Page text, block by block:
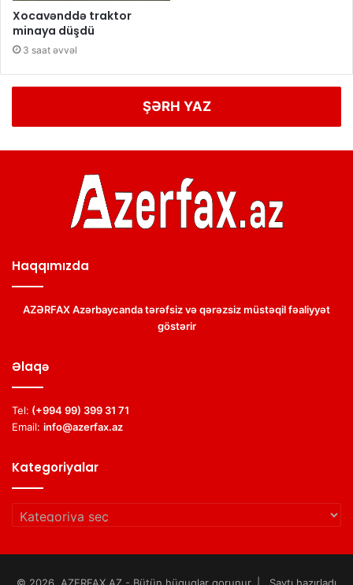
Xocavənddə traktor
minaya düşdü
3 saat əvvəl
ŞƏRH YAZ
Haqqımızda
AZƏRFAX Azərbaycanda tərəfsiz və qərəzsiz müstəqil fəaliyyət
göstərir
Əlaqə
Tel: (+994 99) 399 31 71
Email: info@azerfax.az
Kategoriyalar
Kategoriyalar